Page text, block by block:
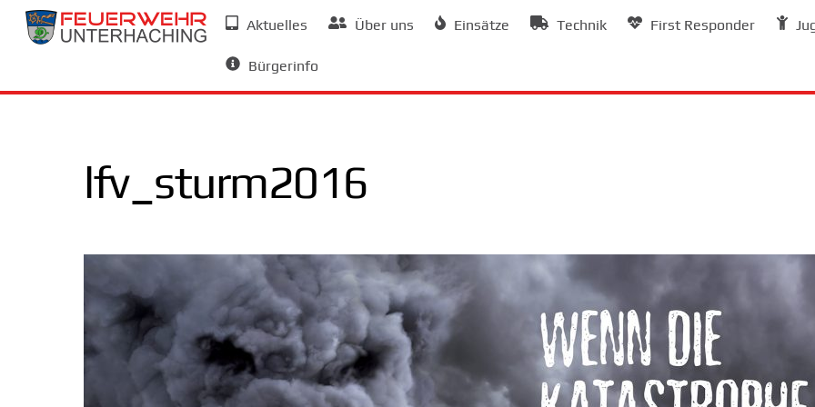
Skip
Aktuelles Über uns Einsätze Technik First Responder
Bürgerinfo
lfv_sturm2016